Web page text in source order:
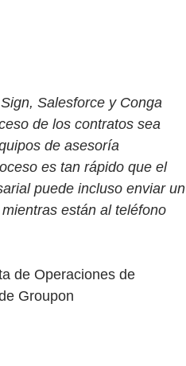
Salesforce y Conga
de los contratos sea
de asesoría
es tan rápido que el
puede incluso enviar un
están al teléfono
de Operaciones de
Groupon